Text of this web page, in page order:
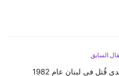
السابق
في لبنان عام 1982